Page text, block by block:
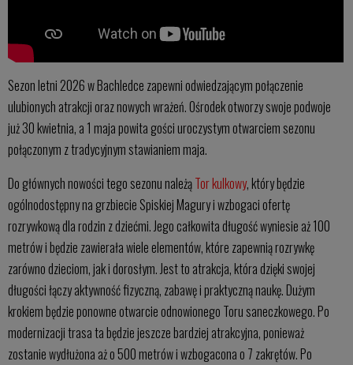
Sezon letni 2026 w Bachledce zapewni odwiedzającym połączenie
ulubionych atrakcji oraz nowych wrażeń. Ośrodek otworzy swoje podwoje
już 30 kwietnia, a 1 maja powita gości uroczystym otwarciem sezonu
połączonym z tradycyjnym stawianiem maja.
Do głównych nowości tego sezonu należąTor kulkowy, który będzie
ogólnodostępny na grzbiecie Spiskiej Magury i wzbogaci ofertę
rozrywkową dla rodzin z dziećmi. Jego całkowita długość wyniesie aż 100
metrów i będzie zawierała wiele elementów, które zapewnią rozrywkę
zarówno dzieciom, jak i dorosłym. Jest to atrakcja, która dzięki swojej
długości łączy aktywność fizyczną, zabawę i praktyczną naukę. Dużym
krokiem będzie ponowne otwarcie odnowionego Toru saneczkowego. Po
modernizacji trasa ta będzie jeszcze bardziej atrakcyjna, ponieważ
zostanie wydłużona aż o 500 metrów i wzbogacona o 7 zakrętów. Po